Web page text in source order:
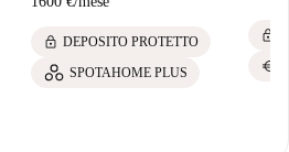
lock DEPOSITO PROTETTO
SPOTAHOME PLUS
lock
euro